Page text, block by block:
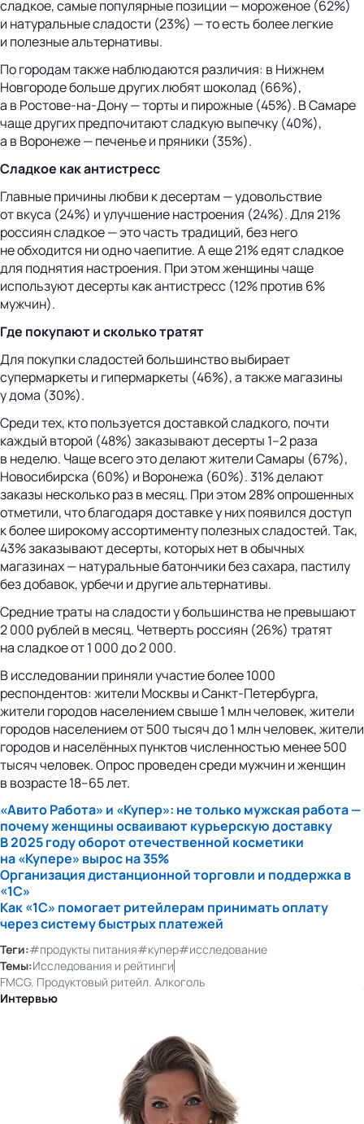
сладкое, самые популярные позиции — мороженое (62%)
и натуральные сладости (23%) — то есть более легкие
и полезные альтернативы.
По городам также наблюдаются различия: в Нижнем
Новгороде больше других любят шоколад (66%),
а в Ростове-на-Дону — торты и пирожные (45%). В Самаре
чаще других предпочитают сладкую выпечку (40%),
а в Воронеже — печенье и пряники (35%).
Сладкое как антистресс
Главные причины любви к десертам — удовольствие
от вкуса (24%) и улучшение настроения (24%). Для 21%
россиян сладкое — это часть традиций, без него
не обходится ни одно чаепитие. А еще 21% едят сладкое
для поднятия настроения. При этом женщины чаще
используют десерты как антистресс (12% против 6%
мужчин).
Где покупают и сколько тратят
Для покупки сладостей большинство выбирает
супермаркеты и гипермаркеты (46%), а также магазины
у дома (30%).
Среди тех, кто пользуется доставкой сладкого, почти
каждый второй (48%) заказывают десерты 1–2 раза
в неделю. Чаще всего это делают жители Самары (67%),
Новосибирска (60%) и Воронежа (60%). 31% делают
заказы несколько раз в месяц. При этом 28% опрошенных
отметили, что благодаря доставке у них появился доступ
к более широкому ассортименту полезных сладостей. Так,
43% заказывают десерты, которых нет в обычных
магазинах — натуральные батончики без сахара, пастилу
без добавок, урбечи и другие альтернативы.
Средние траты на сладости у большинства не превышают
2 000 рублей в месяц. Четверть россиян (26%) тратят
на сладкое от 1 000 до 2 000.
В исследовании приняли участие более 1000
респондентов: жители Москвы и Санкт-Петербурга,
жители городов населением свыше 1 млн человек, жители
городов населением от 500 тысяч до 1 млн человек, жители
городов и населённых пунктов численностью менее 500
тысяч человек. Опрос проведен среди мужчин и женщин
в возрасте 18–65 лет.
«Авито Работа» и «Купер»: не только мужская работа —
почему женщины осваивают курьерскую доставку
В 2025 году оборот отечественной косметики
на «Купере» вырос на 35%
Организация дистанционной торговли и поддержка в
«1С»
Как «1С» помогает ритейлерам принимать оплату
через систему быстрых платежей
Теги:#продукты питания#купер#исследование
Темы:Исследования и рейтинги
FMCG. Продуктовый ритейл. Алкоголь
Интервью